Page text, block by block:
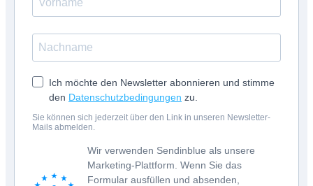
Ich möchte den Newsletter abonnieren und stimme
den Datenschutzbedingungen zu.
Sie können sich jederzeit über den Link in unseren Newsletter-
Mails abmelden.
Wir verwenden Sendinblue als unsere
Marketing-Plattform. Wenn Sie das
Formular ausfüllen und absenden,